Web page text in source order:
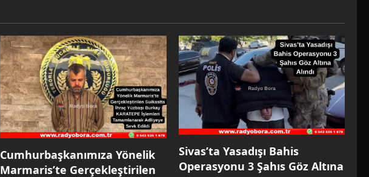
Cumhurbaşkanımıza Yönelik
Marmaris’te Gerçekleştirilen
Sivas’ta Yasadışı Bahis
Operasyonu 3 Şahıs Göz Altına